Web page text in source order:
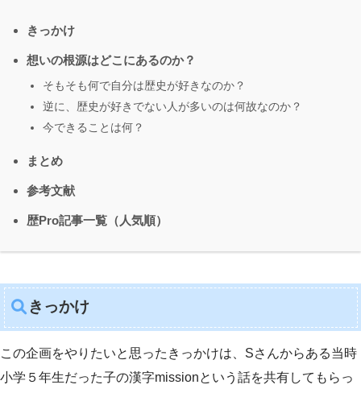
きっかけ
想いの根源はどこにあるのか？
そもそも何で自分は歴史が好きなのか？
逆に、歴史が好きでない人が多いのは何故なのか？
今できることは何？
まとめ
参考文献
歴Pro記事一覧（人気順）
きっかけ
この企画をやりたいと思ったきっかけは、Sさんからある当時
小学５年生だった子の漢字missionという話を共有してもらっ